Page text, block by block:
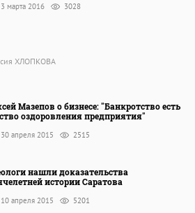
3 марта 2016 3028
ХЛОПКОВА
Мазепов о бизнесе: "Банкротство есть
оздоровления предприятия"
30 апреля 2015 2515
нашли доказательства
истории Саратова
10 апреля 2015 5201